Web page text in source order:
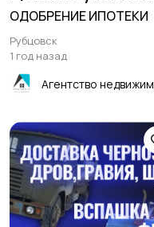
ОДОБРЕНИЕ ИПОТЕКИ
Рубцовск
1 год назад